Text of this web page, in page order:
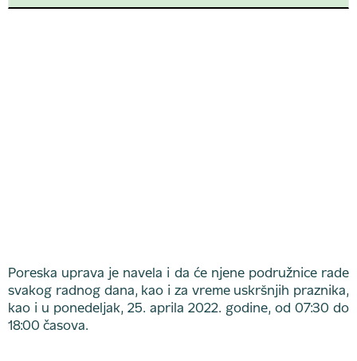
Poreska uprava je navela i da će njene podružnice rade
svakog radnog dana, kao i za vreme uskršnjih praznika,
kao i u ponedeljak, 25. aprila 2022. godine, od 07:30 do
18:00 časova.